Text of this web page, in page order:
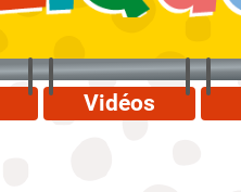
Vidéos